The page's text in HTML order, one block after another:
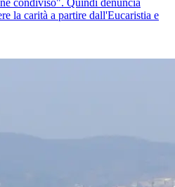
condiviso". Quindi denuncia
la carità a partire dall'Eucaristia e